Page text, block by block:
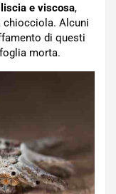
e viscosa,
chiocciola. Alcuni
di questi
morta.